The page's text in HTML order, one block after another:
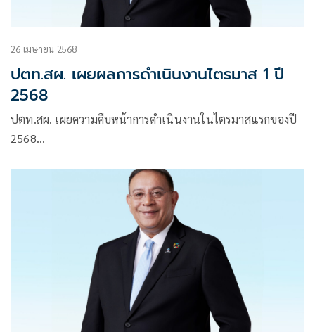
26 เมษายน 2568
ปตท.สผ. เผยผลการดำเนินงานไตรมาส 1 ปี
2568
ปตท.สผ. เผยความคืบหน้าการดำเนินงานในไตรมาสแรกของปี
2568…